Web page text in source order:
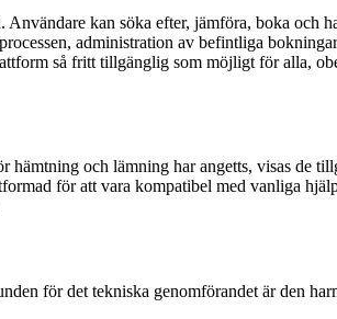
kan söka efter, jämföra, boka och
administration av befintliga
så fritt tillgänglig som möjligt för alla,
och lämning har angetts, visas de
för att vara kompatibel med vanliga
för det tekniska genomförandet är den